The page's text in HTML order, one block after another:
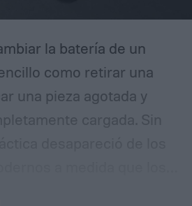
la batería de un
como retirar una
una pieza agotada y
cargada. Sin
por diseños más